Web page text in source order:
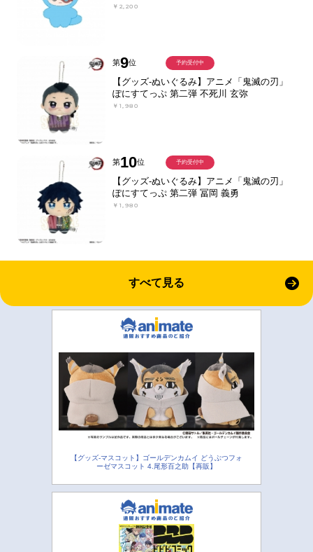
￥2,200
第9位
【グッズ-ぬいぐるみ】アニメ「鬼滅の刃」
ぽにすてっぷ 第二弾 不死川 玄弥
￥1,980
予約受付中
第10位
【グッズ-ぬいぐるみ】アニメ「鬼滅の刃」
ぽにすてっぷ 第二弾 冨岡 義勇
￥1,980
予約受付中
すべて見る
【グッズ-マスコット】ゴールデンカムイ どうぶつフォ
ーゼマスコット 4.尾形百之助【再販】